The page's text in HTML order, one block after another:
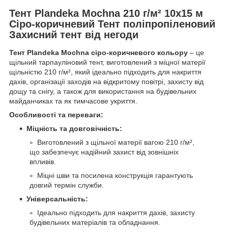
Тент Plandeka Mochna 210 г/м² 10х15 м
Сіро-коричневий Тент поліпропіленовий
Захисний тент від негоди
Тент Plandeka Mochna сіро-коричневого кольору – це
щільний тарпауліновий тент, виготовлений з міцної матерії
щільністю 210 г/м², який ідеально підходить для накриття
дахів, організації заходів на відкритому повітрі, захисту від
дощу та снігу, а також для використання на будівельних
майданчиках та як тимчасове укриття.
Особливості та переваги:
Міцність та довговічність:
Виготовлений з щільної матерії вагою 210 г/м²,
що забезпечує надійний захист від зовнішніх
впливів.
Міцні шви та посилена конструкція гарантують
довгий термін служби.
Універсальність:
Ідеально підходить для накриття дахів, захисту
будівельних матеріалів та обладнання.